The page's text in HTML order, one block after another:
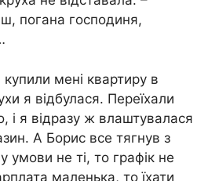
погана господиня,
купили мені квартиру в
я відбулася. Переїхали
і я відразу ж влаштувалася
А Борис все тягнув з
умови не ті, то графік не
маленька, то їхати